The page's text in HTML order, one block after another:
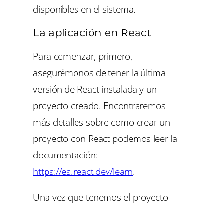
disponibles en el sistema.
La aplicación en React
Para comenzar, primero,
asegurémonos de tener la última
versión de React instalada y un
proyecto creado. Encontraremos
más detalles sobre como crear un
proyecto con React podemos leer la
documentación:
https://es.react.dev/learn.
Una vez que tenemos el proyecto